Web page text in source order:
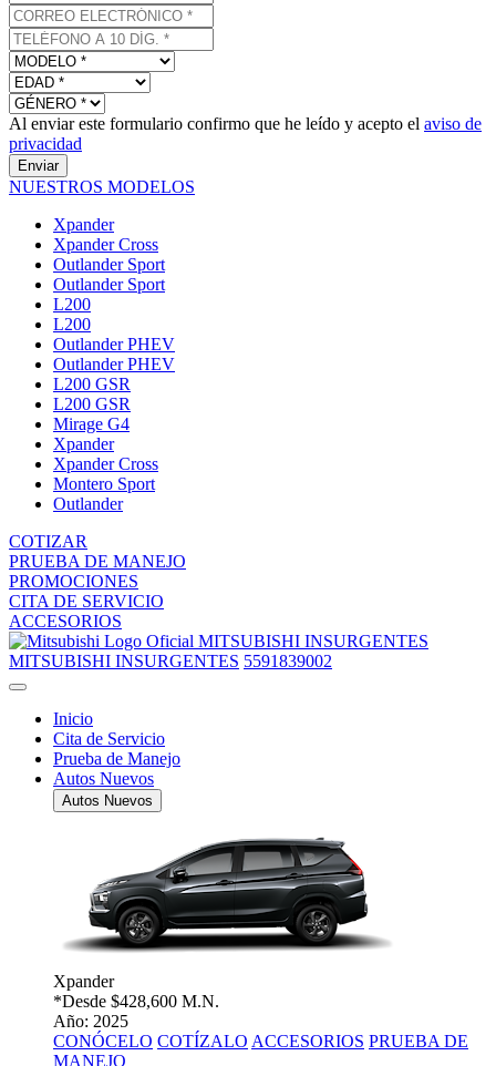
Al enviar este formulario confirmo que he leído y acepto el aviso de
privacidad
Enviar
NUESTROS MODELOS
Xpander
Xpander Cross
Outlander Sport
Outlander Sport
L200
L200
Outlander PHEV
Outlander PHEV
L200 GSR
L200 GSR
Mirage G4
Xpander
Xpander Cross
Montero Sport
Outlander
COTIZAR
PRUEBA DE MANEJO
PROMOCIONES
CITA DE SERVICIO
ACCESORIOS
MITSUBISHI INSURGENTES
MITSUBISHI INSURGENTES 5591839002
Inicio
Cita de Servicio
Prueba de Manejo
Autos Nuevos
Autos Nuevos
Xpander
*Desde $428,600 M.N.
Año: 2025
CONÓCELO COTÍZALO ACCESORIOS PRUEBA DE
MANEJO